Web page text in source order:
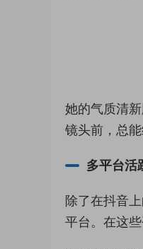
她的气质清
镜头前，总
多平台活
除了在抖音
平台。在这